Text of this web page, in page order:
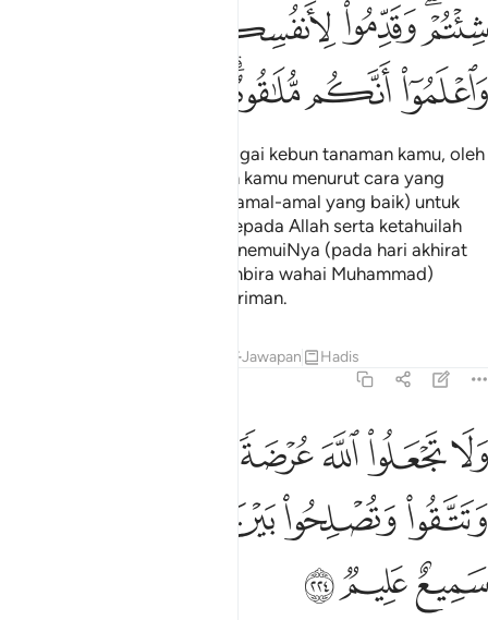
ﲵﲶﲷﲸﲹ
ﲼﲽﲾﲿ
Isteri-isteri kamu adalah sebagai kebun tanaman kamu, oleh
itu datangilah kebun tanaman kamu menurut cara yang
kamu sukai dan sediakanlah (amal-amal yang baik) untuk
diri kamu; dan bertaqwalah kepada Allah serta ketahuilah
sesungguhnya kamu akan menemuiNya (pada hari akhirat
kelak) dan berilah khabar gembira wahai Muhammad)
kepada orang-orang yang beriman.
Jawapan Hadis
ولا تجعلوا الله عرضة لايمانكم ان تبروا وتتقوا وتصلحوا بين الناس والله
وَلَا تَجْعَلُوا۟ ٱللَّهَ عُرْضَةًۭ لِّأَيْمَـٰنِكُمْ أَن تَبَرُّوا۟ وَتَتَّقُوا۟ وَتُصْلِحُوا۟
ﳃﳄﳅﳆ
ﳊﳋﳌ
ﳐﳑﳒ